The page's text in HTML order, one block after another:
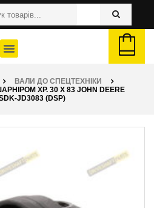
ВАЛИ ДО СПЕЦТЕХНІКИ
ХР. 30 X 83 JOHN DEERE
JD3083 (DSP)